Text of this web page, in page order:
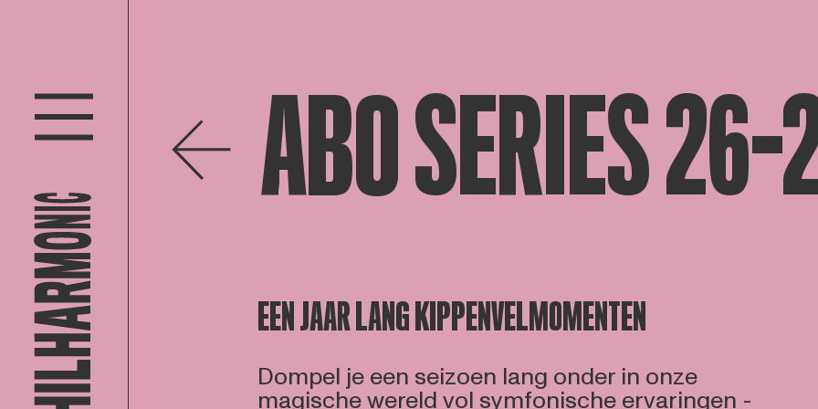
ABO SERIES
EEN JAAR LANG KIPPENVELMOMENTEN
Dompel je een seizoen lang onder in onze
magische wereld vol symfonische ervaringen -